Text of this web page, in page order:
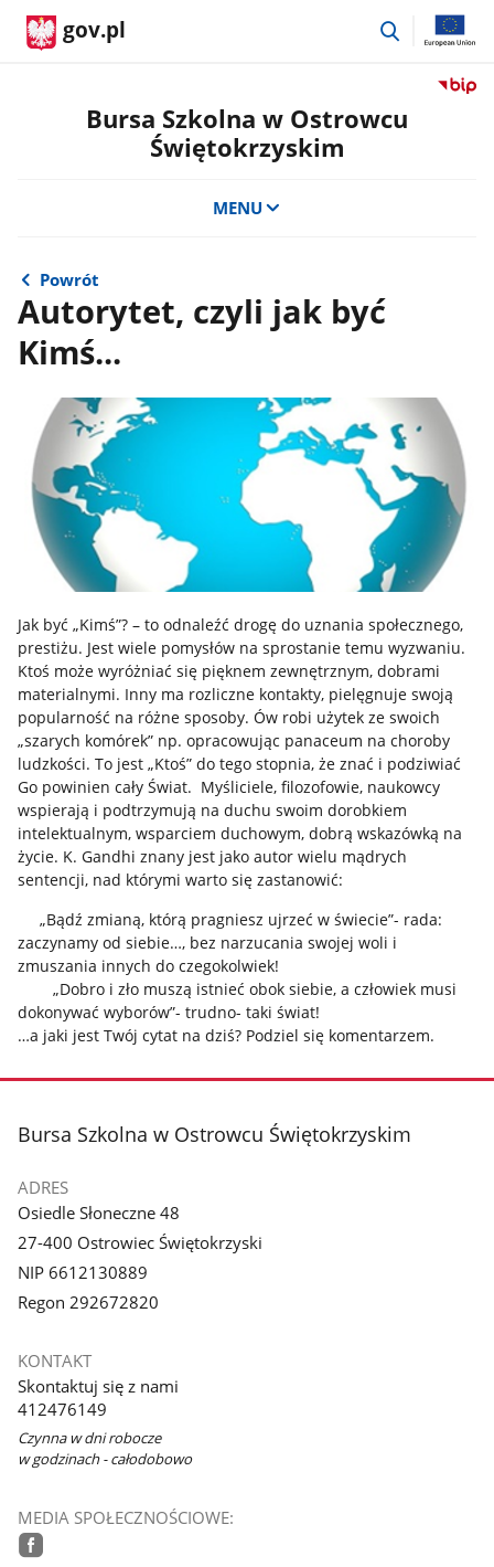
gov.pl
przejdź
Przejdź
Bursa Szkolna w Ostrowcu
Świętokrzyskim
MENU
Powrót
Autorytet, czyli jak być
Kimś...
Jak być „Kimś”? – to odnaleźć drogę do uznania społecznego,
prestiżu. Jest wiele pomysłów na sprostanie temu wyzwaniu.
Ktoś może wyróżniać się pięknem zewnętrznym, dobrami
materialnymi. Inny ma rozliczne kontakty, pielęgnuje swoją
popularność na różne sposoby. Ów robi użytek ze swoich
„szarych komórek” np. opracowując panaceum na choroby
ludzkości. To jest „Ktoś” do tego stopnia, że znać i podziwiać
Go powinien cały Świat. Myśliciele, filozofowie, naukowcy
wspierają i podtrzymują na duchu swoim dorobkiem
intelektualnym, wsparciem duchowym, dobrą wskazówką na
życie. K. Gandhi znany jest jako autor wielu mądrych
sentencji, nad którymi warto się zastanowić:
„Bądź zmianą, którą pragniesz ujrzeć w świecie”- rada:
zaczynamy od siebie…, bez narzucania swojej woli i
zmuszania innych do czegokolwiek!
„Dobro i zło muszą istnieć obok siebie, a człowiek musi
dokonywać wyborów”- trudno- taki świat!
…a jaki jest Twój cytat na dziś? Podziel się komentarzem.
stopka
Bursa Szkolna w Ostrowcu Świętokrzyskim
ADRES
Osiedle Słoneczne 48
27-400 Ostrowiec Świętokrzyski
NIP 6612130889
Regon 292672820
KONTAKT
Skontaktuj się z nami
412476149
Czynna w dni robocze
w godzinach - całodobowo
MEDIA SPOŁECZNOŚCIOWE: